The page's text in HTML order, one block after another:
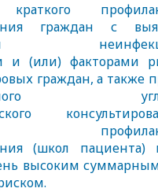
граждан с
и (или) факторами
граждан, а также
(школ пациента)
высоким